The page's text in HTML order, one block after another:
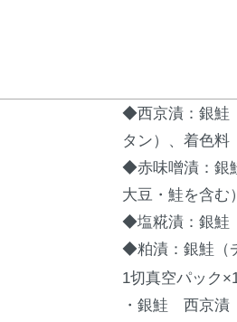
◆西京漬：銀鮭
タン）、着色料
◆赤味噌漬：銀
大豆・鮭を含む）
◆塩糀漬：銀鮭
◆粕漬：銀鮭（
1切真空パック
・銀鮭 西京漬